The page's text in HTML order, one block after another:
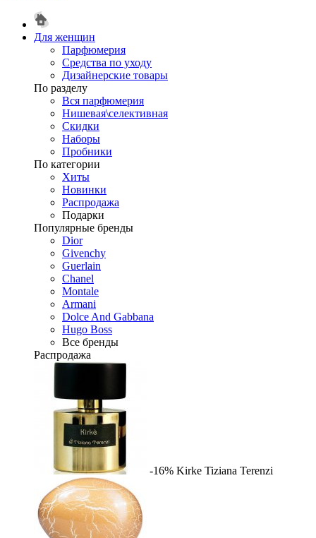
Для женщин
Парфюмерия
Средства по уходу
Дизайнерские товары
По разделу
Вся парфюмерия
Нишевая\селективная
Скидки
Наборы
Пробники
По категории
Хиты
Новинки
Распродажа
Подарки
Популярные бренды
Dior
Givenchy
Guerlain
Chanel
Montale
Armani
Dolce And Gabbana
Hugo Boss
Все бренды
Распродажа
-16% Kirke Tiziana Terenzi